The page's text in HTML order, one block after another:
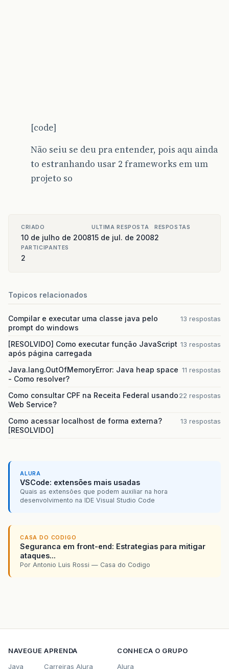
[code]
Não seiu se deu pra entender, pois aqu ainda
to estranhando usar 2 frameworks em um
projeto so
CRIADO
10 de julho de 2008
ULTIMA RESPOSTA
15 de jul. de 2008
RESPOSTAS
2
PARTICIPANTES
2
Topicos relacionados
Compilar e executar uma classe java pelo
prompt do windows
13 respostas
[RESOLVIDO] Como executar função JavaScript
após página carregada
13 respostas
Java.lang.OutOfMemoryError: Java heap space
- Como resolver?
11 respostas
Como consultar CPF na Receita Federal usando
Web Service?
22 respostas
Como acessar localhost de forma externa?
[RESOLVIDO]
13 respostas
ALURA
VSCode: extensões mais usadas
Quais as extensões que podem auxiliar na hora
desenvolvimento na IDE Visual Studio Code
CASA DO CODIGO
Seguranca em front-end: Estrategias para mitigar
ataques...
Por Antonio Luis Rossi — Casa do Codigo
NAVEGUE
Java
APRENDA
Carreiras Alura
CONHECA O GRUPO
Alura